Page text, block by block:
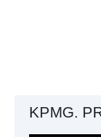
KPMG.